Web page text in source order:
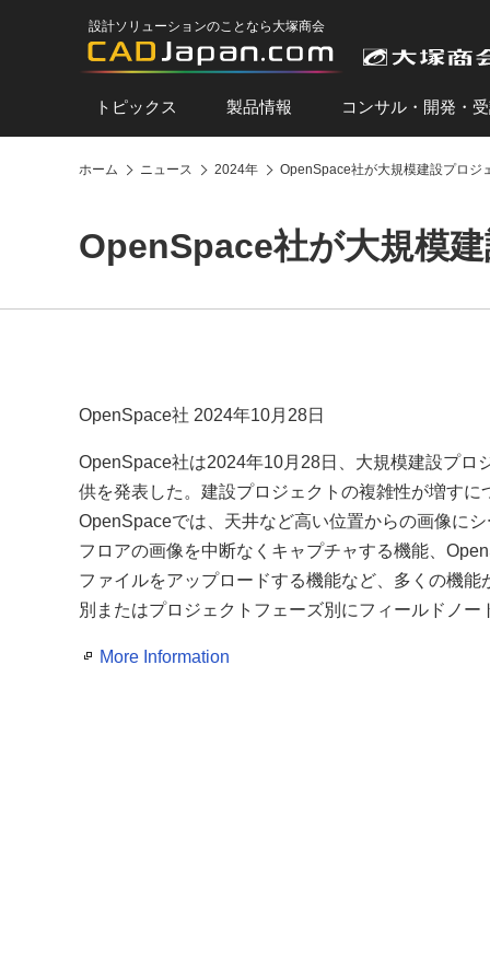
設計ソリューションのことなら大塚商会
トピックス 製品情報 コンサル・開発・
ホーム ニュース 2024年 OpenSpace社が大規模建設プロジ
OpenSpace社が大規模
OpenSpace社 2024年10月28日
OpenSpace社は2024年10月28日、大規模建設プロ
供を発表した。建設プロジェクトの複雑性が増す
OpenSpaceでは、天井など高い位置からの画像に
フロアの画像を中断なくキャプチャする機能、
ファイルをアップロードする機能など、多くの機
別またはプロジェクトフェーズ別にフィールドノ
More Information